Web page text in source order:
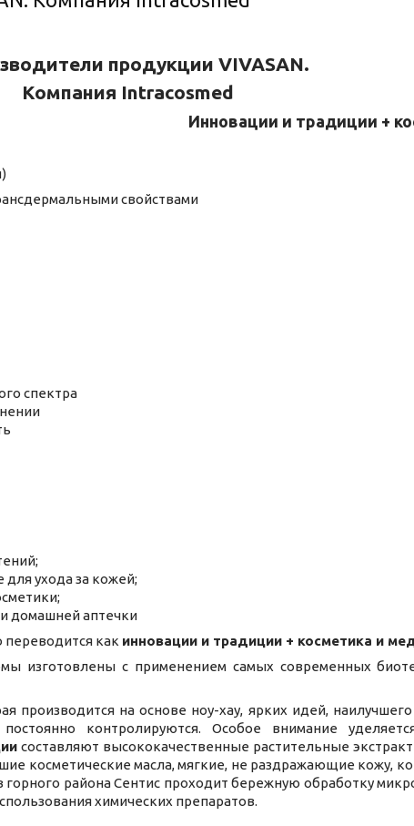
продукции VIVASAN.
Компания Intracosmed
Инновации и традиции +
​свойствами
спектра
ухода за кожей;
домашней аптечки
переводится как инновации и традиции + косметика и
изготовлены с применением самых современных
производится на основе ноу-хау, ярких идей,
постоянно контролируются. Особое внимание
составляют высококачественные растительные
косметические масла, мягкие, не раздражающие кожу,
района Сентис проходит бережную обработку
химических препаратов.